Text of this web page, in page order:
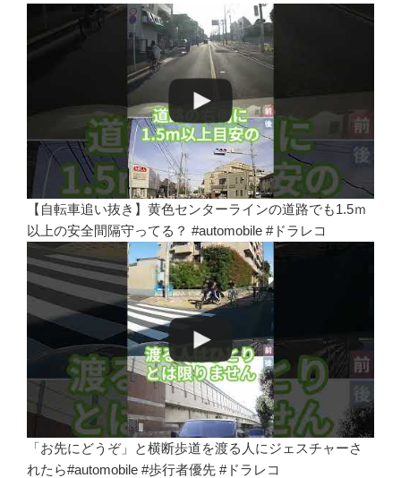
【自転車追い抜き】黄色センターラインの道路でも1.5ｍ
以上の安全間隔守ってる？ #automobile #ドラレコ
「お先にどうぞ」と横断歩道を渡る人にジェスチャーさ
れたら#automobile #歩行者優先 #ドラレコ